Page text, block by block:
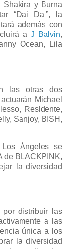
Shakira y Burna
“Dai Dai”, la
además con
a J Balvin,
Ocean, Lila
las otras dos
Michael
Residente,
Sanjoy, BISH,
Ángeles se
de BLACKPINK,
la diversidad
por distribuir las
a las
única a los
la diversidad